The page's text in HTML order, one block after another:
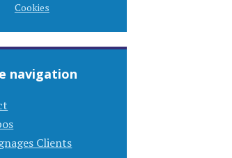
Cookies
navigation
Clients